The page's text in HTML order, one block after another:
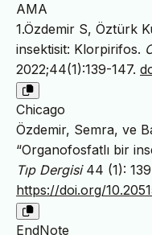
AMA
1.Özdemir S, Öztürk
insektisit: Klorpirifos.
2022;44(1):139-147.
Chicago
Özdemir, Semra, ve
“Organofosfatlı bir
Tıp Dergisi44 (1):
https://doi.org/
EndNote